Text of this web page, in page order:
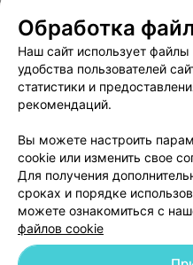
О проекте Новости
Медицинский
Пользовательское
Вакансии
Написать
Персональные
Обработка
Обработка
Наш сайт использует
удобства пользователей
статистики и
рекомендаций.
Вы можете настроить
cookie или изменить свое
Для получения
сроках и порядке
можете ознакомиться с
файлов cookie